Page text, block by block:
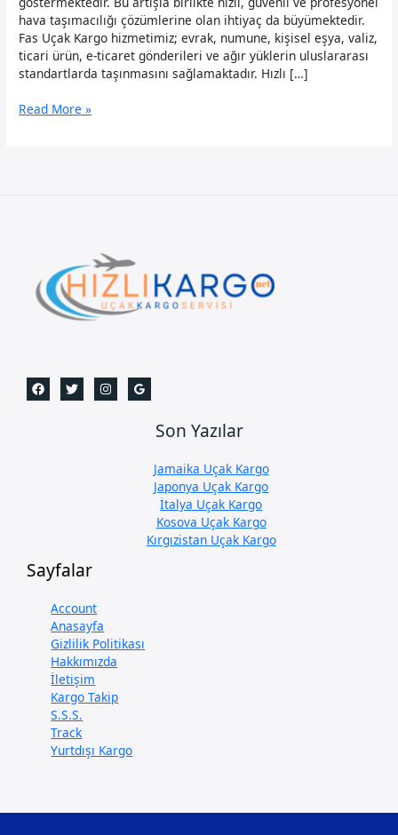
hava taşımacılığı çözümlerine olan ihtiyaç da büyümektedir.
Fas Uçak Kargo hizmetimiz; evrak, numune, kişisel eşya, valiz,
ticari ürün, e-ticaret gönderileri ve ağır yüklerin uluslararası
standartlarda taşınmasını sağlamaktadır. Hızlı […]
Fas
Read More »
Son Yazılar
Jamaika Uçak Kargo
Japonya Uçak Kargo
İtalya Uçak Kargo
Kosova Uçak Kargo
Kırgızistan Uçak Kargo
Sayfalar
Account
Anasayfa
Gizlilik Politikası
Hakkımızda
İletişim
Kargo Takip
S.S.S.
Track
Yurtdışı Kargo